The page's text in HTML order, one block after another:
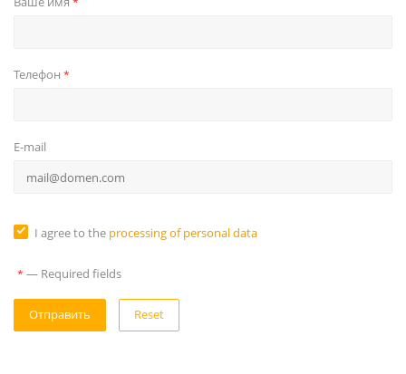
Телефон *
E-mail
I agree to the processing of personal data
* — Required fields
Reset